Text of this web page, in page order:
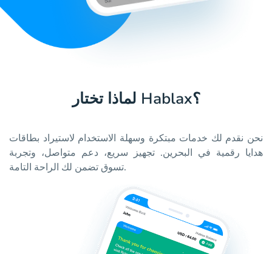
لماذا تختار Hablax؟
نحن نقدم لك خدمات مبتكرة وسهلة الاستخدام لاستيراد بطاقات
هدايا رقمية في البحرين. تجهيز سريع، دعم متواصل، وتجربة
تسوق تضمن لك الراحة التامة.